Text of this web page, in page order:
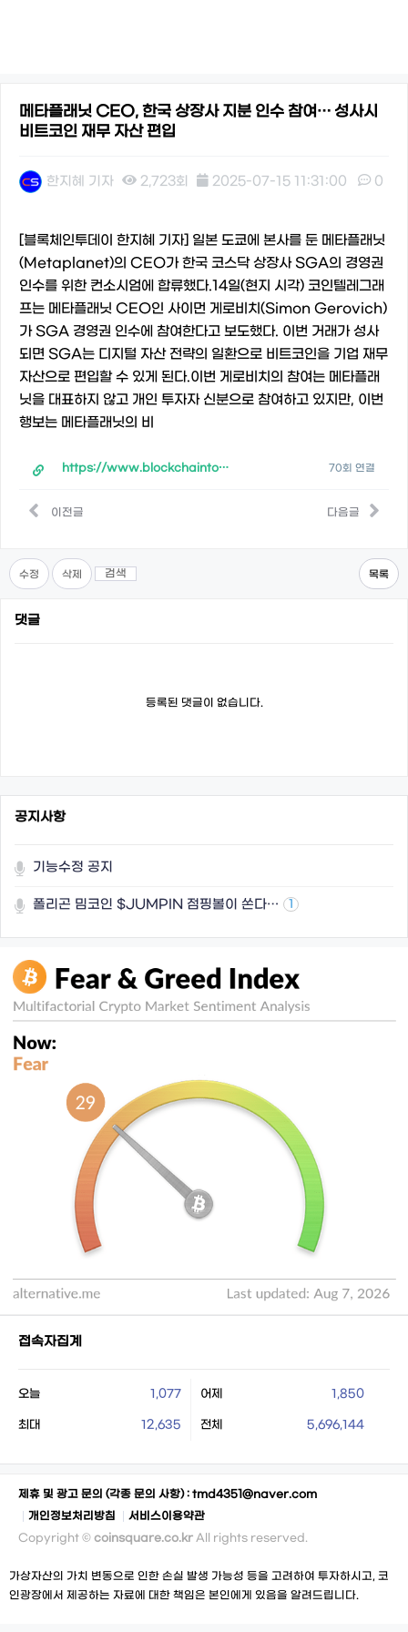
메타플래닛 CEO, 한국 상장사 지분 인수 참여… 성사시
비트코인 재무 자산 편입
한지혜 기자 2,723회 2025-07-15 11:31:00 0
[블록체인투데이 한지혜 기자] 일본 도쿄에 본사를 둔 메타플래닛
(Metaplanet)의 CEO가 한국 코스닥 상장사 SGA의 경영권
인수를 위한 컨소시엄에 합류했다.14일(현지 시각) 코인텔레그래
프는 메타플래닛 CEO인 사이먼 게로비치(Simon Gerovich)
가 SGA 경영권 인수에 참여한다고 보도했다. 이번 거래가 성사
되면 SGA는 디지털 자산 전략의 일환으로 비트코인을 기업 재무
자산으로 편입할 수 있게 된다.이번 게로비치의 참여는 메타플래
닛을 대표하지 않고 개인 투자자 신분으로 참여하고 있지만, 이번
행보는 메타플래닛의 비
https://www.blockchaintoday.co.kr/news/articleView.html?idxno=53697 70회 연결
이전글 다음글
수정 삭제 검색 목록
댓글
등록된 댓글이 없습니다.
공지사항
기능수정 공지
폴리곤 밈코인 $JUMPIN 점핑볼이 쏜다… 1
접속자집계
오늘 1,077 어제 1,850
최대 12,635 전체 5,696,144
제휴 및 광고 문의 (각종 문의 사항) : tmd4351@naver.com
개인정보처리방침
서비스이용약관
Copyright © coinsquare.co.kr All rights reserved.
가상자산의 가치 변동으로 인한 손실 발생 가능성 등을 고려하여 투자하시고, 코
인광장에서 제공하는 자료에 대한 책임은 본인에게 있음을 알려드립니다.